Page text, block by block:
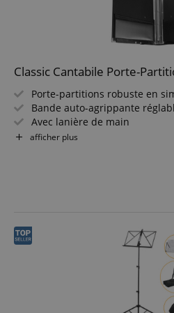
Classic Cantabile Porte-
Porte-partitions robuste en
Bande auto-agrippante
Avec lanière de main
Pour partitions jusqu'au format
Anneau amovible pour
afficher plus